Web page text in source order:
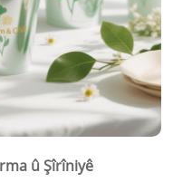
û Şîrîniyê